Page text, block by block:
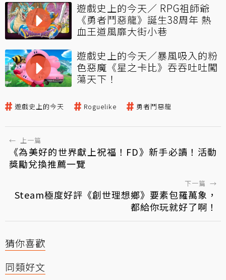
遊戲史上的今天／ RPG祖師爺
《勇者鬥惡龍》誕生38周年 熱
血王道風靡大街小巷
遊戲史上的今天／暴風吸入的粉
色惡魔《星之卡比》吞吞吐吐闖
蕩天下！
遊戲史上的今天 Roguelike 勇者鬥惡龍
← 上一篇
《為美好的世界獻上祝福！FD》新手必讀！活動
獎勵兌換推薦一覽
下一篇 →
Steam極度好評《創世理想鄉》要素包羅萬象，
都給你玩就好了啊！
猜你喜歡
同類好文